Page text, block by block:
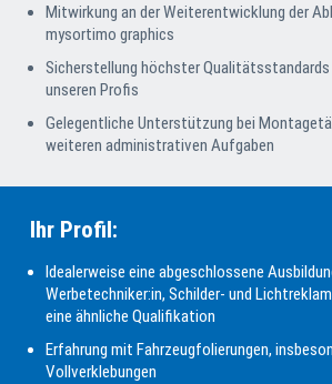
Mitwirkung an der Weiterentwicklung der
mysortimo graphics
Sicherstellung höchster
unseren Profis
Gelegentliche Unterstützung bei
weiteren administrativen Aufgaben
Ihr Profil:
Idealerweise eine abgeschlossene
Werbetechniker:in, Schilder- und
eine ähnliche Qualifikation
Erfahrung mit Fahrzeugfolierungen,
Vollverklebungen